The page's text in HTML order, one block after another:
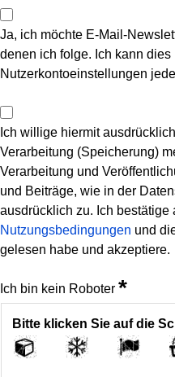
Ja, ich möchte E-Mail-
denen ich folge. Ich kann dies
Nutzerkontoeinstellungen
Ich willige hiermit
Verarbeitung (Speicherung)
Verarbeitung und
und Beiträge, wie in der
ausdrücklich zu. Ich
Nutzungsbedingungen und
gelesen habe und akzeptiere.
Ich bin kein Roboter *
Bitte klicken Sie auf die